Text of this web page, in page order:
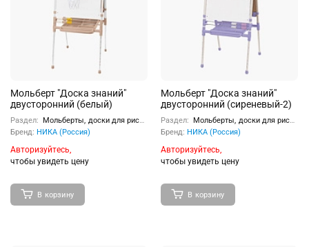
Мольберт "Доска знаний"
двусторонний (белый)
Раздел:
Мольберты, доски для рисования
Бренд: НИКА (Россия)
Авторизуйтесь,
чтобы увидеть цену
В корзину
Мольберт "Доска знаний"
двусторонний (сиреневый-2)
Раздел:
Мольберты, доски для рисования
Бренд: НИКА (Россия)
Авторизуйтесь,
чтобы увидеть цену
В корзину